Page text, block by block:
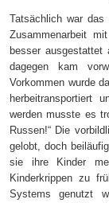
Tatsächlich war
Zusammenarbeit
besser
dagegen kam
Vorkommen wurde
herbeitransportiert
werden musste es
Russen!“ Die
gelobt, doch
sie ihre Kinder
Kinderkrippen zu
Systems genutzt